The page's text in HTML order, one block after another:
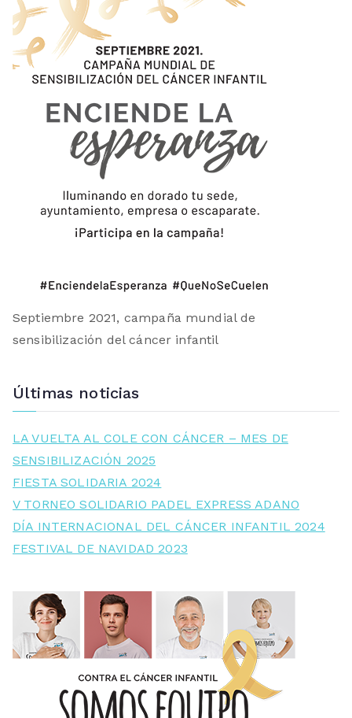
Septiembre 2021, campaña mundial de
sensibilización del cáncer infantil
Últimas noticias
LA VUELTA AL COLE CON CÁNCER – MES DE
SENSIBILIZACIÓN 2025
FIESTA SOLIDARIA 2024
V TORNEO SOLIDARIO PADEL EXPRESS ADANO
DÍA INTERNACIONAL DEL CÁNCER INFANTIL 2024
FESTIVAL DE NAVIDAD 2023